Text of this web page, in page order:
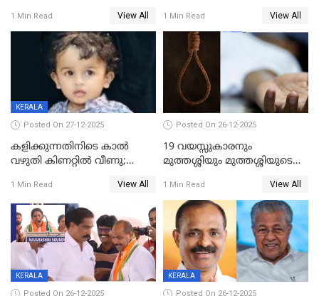
കുതിച്ചുയരുന്നു
1 Min Read View All 1 Min Read View All
KERALA
Posted On 27-12-2025
കളിക്കുന്നതിനിടെ കാൽ
വഴുതി കിണറ്റിൽ വീണു;
ദാരുണാന്ത്യം
1 Min Read View All
Posted On 26-12-2025
19 വയസ്സുകാരനും
മുത്തശ്ശിയും മുത്തശ്ശിയുടെ
മരിച്ചനിലയിൽ
1 Min Read View All
KERALA
Posted On 26-12-2025
KERALA
Posted On 26-12-2025